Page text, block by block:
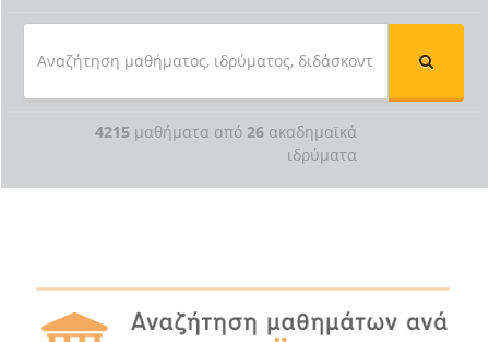
4215 μαθήματα από 26 ακαδημαϊκά
ιδρύματα